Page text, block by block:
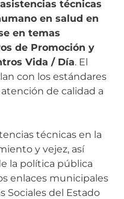
asistencias técnicas
en salud en
en temas
de Promoción y
Vida / Día. El
con los estándares
de calidad a
técnicas en la
y vejez, así
la política pública
enlaces municipales
Sociales del Estado